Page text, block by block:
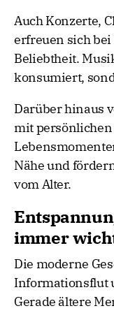
Auch Konzerte,
erfreuen sich
Beliebtheit.
konsumiert,
Darüber hinaus
mit
Nähe und
vom Alter.
immer
Die moderne
Informationsflut
Gerade ältere